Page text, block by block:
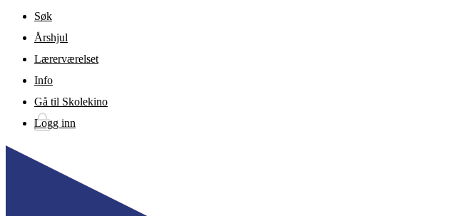
Gå til hovedinnhold
Søk
Årshjul
Lærerværelset
Info
Gå til Skolekino
Logg inn